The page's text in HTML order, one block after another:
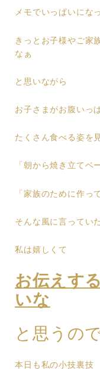
メモでいっぱいにな
きっとお子様やご家
なぁ
と思いながら
お子さまがお腹いっ
たくさん食べる姿を
「朝から焼き立てベ
「家族のために作っ
そんな風に言ってい
私は嬉しくて
お伝えす
いな
と思うの
本日も私の小技裏技